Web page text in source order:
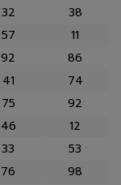
32
38
57
11
92
86
41
74
75
92
46
12
33
53
76
98